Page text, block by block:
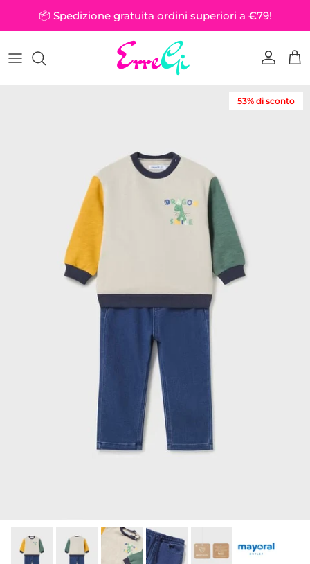
Passa ai contenuti
📦 Spedizione gratuita ordini superiori a €79!
Account
53% di sconto